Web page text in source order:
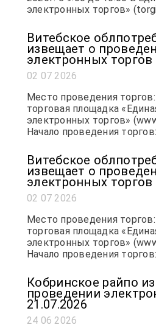
электронных торгов»
Витебское
извещает о
электронных торгов
02 07 2026
Место проведения
торговая площадка
электронных торгов»
Начало проведения
Витебское
извещает о
электронных торгов
02 07 2026
Место проведения
торговая площадка
электронных торгов»
Начало проведения
Кобринское райпо
проведении
21.07.2026
24 06 2026